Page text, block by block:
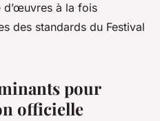
d’œuvres à la fois
des standards du Festival
pour
officielle